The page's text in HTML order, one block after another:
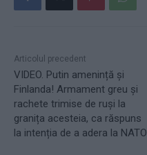
Articolul precedent
VIDEO. Putin amenință și
Finlanda! Armament greu și
rachete trimise de ruși la
granița acesteia, ca răspuns
la intenția de a adera la NATO